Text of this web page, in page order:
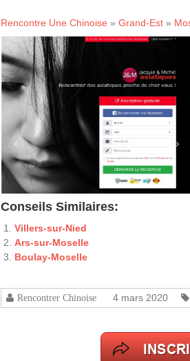
Rencontre Une Chinoise » Grand-Est »
Conseils Similaires:
Villers-sur-Nied
Ars-sur-Moselle
Boulay-Moselle
Rencontrer Chinoise 4 mars 2020